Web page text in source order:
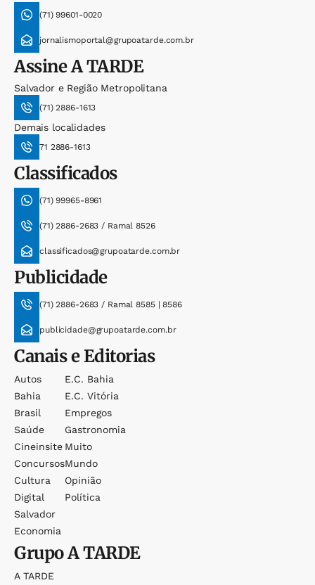
(71) 99601-0020
jornalismoportal@grupoatarde.com.br
AssineA TARDE
Salvador e Região Metropolitana
(71) 2886-1613
Demais localidades
71 2886-1613
Classificados
(71) 99965-8961
(71) 2886-2683 / Ramal 8526
classificados@grupoatarde.com.br
Publicidade
(71) 2886-2683 / Ramal 8585 | 8586
publicidade@grupoatarde.com.br
Canais e Editorias
Autos
Bahia
Brasil
Saúde
Cineinsite
Concursos
Cultura
Digital
Salvador
Economia
E.c. Bahia
E.c. Vitória
Empregos
Gastronomia
Muito
Mundo
Opinião
Política
GrupoA TARDE
A TARDE